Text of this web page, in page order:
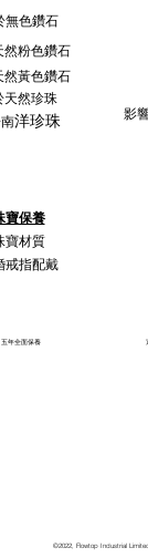
無色鑽石
然粉色鑽石
然黃色鑽石
天然珍珠
洋珍珠 影
寶保養
寶材質
戒指配戴
五年全面保養
©2022, Flowtop Industrial